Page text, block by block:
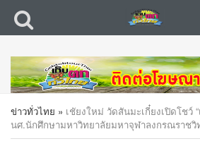
ข่าวทั่วไทย » เชัยงใหม่ วัดสันมะเกี๋ยงเปิดโชว์
นศ.นักศึกษามหาวิทยาลัยมหาจุฬาลงกรณราชวิ